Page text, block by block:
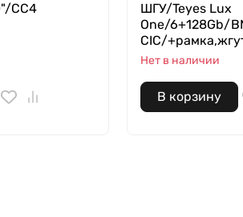
CC4
ШГУ/Teyes Lux
One/6+128Gb/
CIC/
Нет в наличии
В корзину